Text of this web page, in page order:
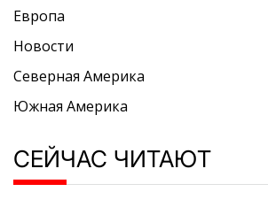
Европа
Новости
Северная Америка
Южная Америка
СЕЙЧАС ЧИТАЮТ